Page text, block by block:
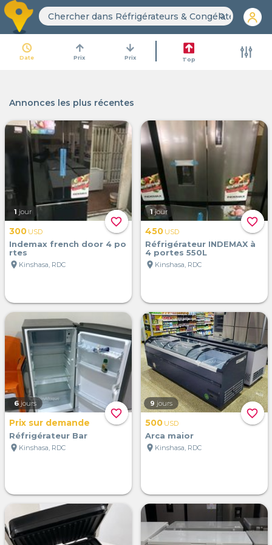
search
access_time
Date
arrow_upward
Prix
arrow_downward
Prix Top
Annonces les plus récentes
favorite_border
1 jour
300 USD
Indemax french door 4 po
rtes
location_on Kinshasa, RDC
favorite_border
1 jour
450 USD
Réfrigérateur INDEMAX à
4 portes 550L
location_on Kinshasa, RDC
favorite_border
6 jours
Prix sur demande
Réfrigérateur Bar
location_on Kinshasa, RDC
favorite_border
9 jours
500 USD
Arca maior
location_on Kinshasa, RDC